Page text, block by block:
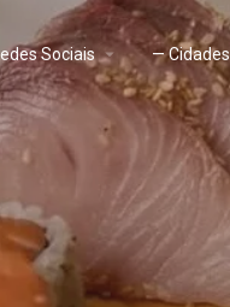
Sociais — Cidades